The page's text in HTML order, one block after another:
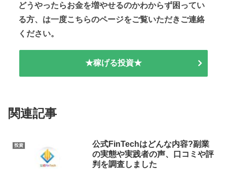
どうやったらお金を増やせるのかわからず困ってい
る方、は一度こちらのページをご覧いただきご連絡
ください。
★稼げる投資★
関連記事
投資
公式FinTechはどんな内容?副業
の実態や実践者の声、口コミや評
判を調査しました